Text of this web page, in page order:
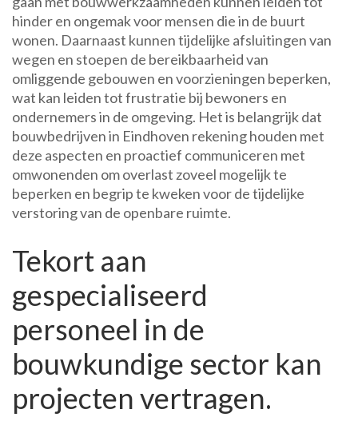
hinder en ongemak voor mensen die in de buurt
wonen. Daarnaast kunnen tijdelijke afsluitingen van
wegen en stoepen de bereikbaarheid van
omliggende gebouwen en voorzieningen beperken,
wat kan leiden tot frustratie bij bewoners en
ondernemers in de omgeving. Het is belangrijk dat
bouwbedrijven in Eindhoven rekening houden met
deze aspecten en proactief communiceren met
omwonenden om overlast zoveel mogelijk te
beperken en begrip te kweken voor de tijdelijke
verstoring van de openbare ruimte.
Tekort aan
gespecialiseerd
personeel in de
bouwkundige sector kan
projecten vertragen.